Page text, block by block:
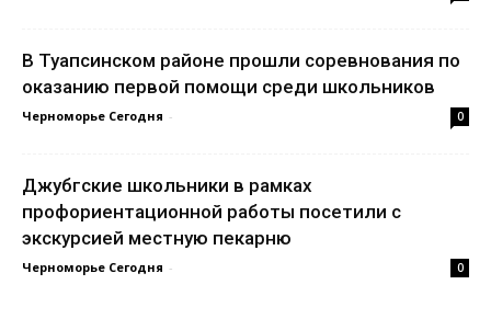
В Туапсинском районе прошли соревнования по
оказанию первой помощи среди школьников
Черноморье Сегодня - 0
Джубгские школьники в рамках
профориентационной работы посетили с
экскурсией местную пекарню
Черноморье Сегодня - 0